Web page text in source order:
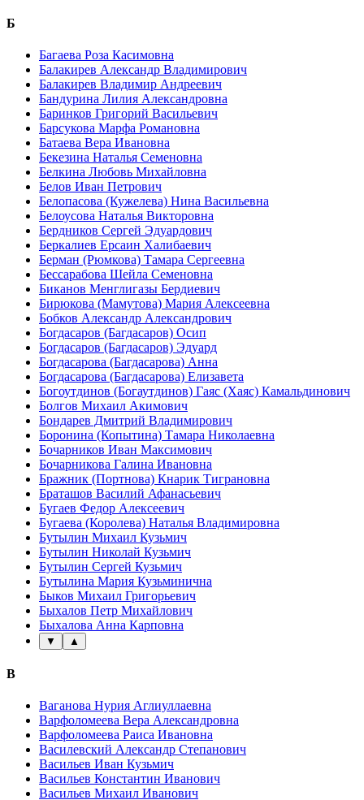
Б
Багаева Роза Касимовна
Балакирев Александр Владимирович
Балакирев Владимир Андреевич
Бандурина Лилия Александровна
Баринков Григорий Васильевич
Барсукова Марфа Романовна
Батаева Вера Ивановна
Бекезина Наталья Семеновна
Белкина Любовь Михайловна
Белов Иван Петрович
Белопасова (Кужелева) Нина Васильевна
Белоусова Наталья Викторовна
Бердников Сергей Эдуардович
Беркалиев Ерсаин Халибаевич
Берман (Рюмкова) Тамара Сергеевна
Бессарабова Шейла Семеновна
Биканов Менглигазы Бердиевич
Бирюкова (Мамутова) Мария Алексеевна
Бобков Александр Александрович
Богдасаров (Багдасаров) Осип
Богдасаров (Багдасаров) Эдуард
Богдасарова (Багдасарова) Анна
Богдасарова (Багдасарова) Елизавета
Богоутдинов (Богаутдинов) Гаяс (Хаяс) Камальдинович
Болгов Михаил Акимович
Бондарев Дмитрий Владимирович
Боронина (Копытина) Тамара Николаевна
Бочарников Иван Максимович
Бочарникова Галина Ивановна
Бражник (Портнова) Кнарик Тиграновна
Браташов Василий Афанасьевич
Бугаев Федор Алексеевич
Бугаева (Королева) Наталья Владимировна
Бутылин Михаил Кузьмич
Бутылин Николай Кузьмич
Бутылин Сергей Кузьмич
Бутылина Мария Кузьминична
Быков Михаил Григорьевич
Быхалов Петр Михайлович
Быхалова Анна Карповна
▼ ▲
В
Ваганова Нурия Аглиуллаевна
Варфоломеева Вера Александровна
Варфоломеева Раиса Ивановна
Василевский Александр Степанович
Васильев Иван Кузьмич
Васильев Константин Иванович
Васильев Михаил Иванович